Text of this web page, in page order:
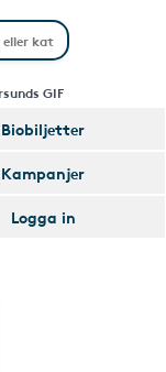
GIF
Biobiljetter
Kampanjer
Logga in